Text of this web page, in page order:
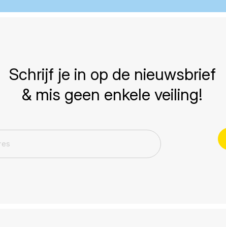
Schrijf je in op de nieuwsbrief
& mis geen enkele veiling!